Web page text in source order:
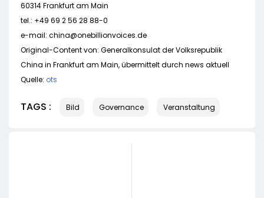
60314 Frankfurt am Main
tel.: +49 69 2 56 28 88-0
e-mail: china@onebillionvoices.de
Original-Content von: Generalkonsulat der Volksrepublik
China in Frankfurt am Main, übermittelt durch news aktuell
Quelle: ots
TAGS : Bild Governance Veranstaltung